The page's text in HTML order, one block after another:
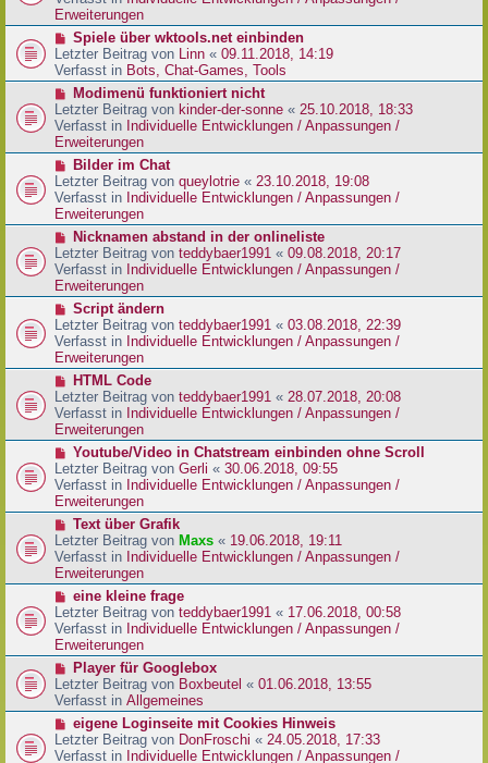
a
g
e
i
r
a
g
e
r
B
e
i
r
a
g
Erweiterungen
N
e
u
e
r
B
e
i
r
a
g
Spiele über wktools.net einbinden
Letzter Beitrag von Linn « 09.11.2018, 14:19
Verfasst in Bots, Chat-Games, Tools
N
e
u
e
r
B
e
i
t
a
g
Modimenü funktioniert nicht
Letzter Beitrag von kinder-der-sonne « 25.10.2018, 18:33
Verfasst in Individuelle Entwicklungen / Anpassungen /
Erweiterungen
N
e
u
e
r
B
e
i
t
a
g
Bilder im Chat
Letzter Beitrag von queylotrie « 23.10.2018, 19:08
Verfasst in Individuelle Entwicklungen / Anpassungen /
Erweiterungen
N
e
u
e
r
B
e
i
t
a
g
Nicknamen abstand in der onlineliste
Letzter Beitrag von teddybaer1991 « 09.08.2018, 20:17
Verfasst in Individuelle Entwicklungen / Anpassungen /
Erweiterungen
N
e
u
e
r
B
e
i
t
a
g
Script ändern
Letzter Beitrag von teddybaer1991 « 03.08.2018, 22:39
Verfasst in Individuelle Entwicklungen / Anpassungen /
Erweiterungen
N
e
u
e
r
B
e
i
t
a
g
HTML Code
Letzter Beitrag von teddybaer1991 « 28.07.2018, 20:08
Verfasst in Individuelle Entwicklungen / Anpassungen /
Erweiterungen
N
e
u
e
r
B
e
i
t
a
g
Youtube/Video in Chatstream einbinden ohne Scroll
Letzter Beitrag von Gerli « 30.06.2018, 09:55
Verfasst in Individuelle Entwicklungen / Anpassungen /
Erweiterungen
N
e
u
e
r
B
e
i
t
a
g
Text über Grafik
Letzter Beitrag von Maxs « 19.06.2018, 19:11
Verfasst in Individuelle Entwicklungen / Anpassungen /
Erweiterungen
N
e
u
e
r
B
e
i
r
a
eine kleine frage
Letzter Beitrag von teddybaer1991 « 17.06.2018, 00:58
Verfasst in Individuelle Entwicklungen / Anpassungen /
Erweiterungen
N
e
u
e
r
B
Player für Googlebox
Letzter Beitrag von Boxbeutel « 01.06.2018, 13:55
Verfasst in Allgemeines
N
e
u
eigene Loginseite mit Cookies Hinweis
Letzter Beitrag von DonFroschi « 24.05.2018, 17:33
Verfasst in Individuelle Entwicklungen / Anpassungen /